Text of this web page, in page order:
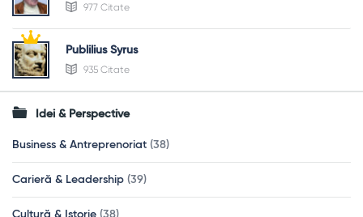
977 Citate
Publilius Syrus
935 Citate
Idei & Perspective
Business & Antreprenoriat (38)
Carieră & Leadership (39)
Cultură & Istorie (38)